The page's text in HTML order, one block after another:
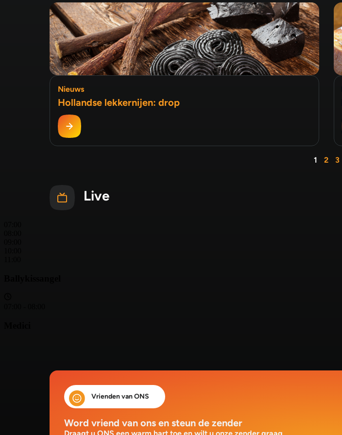
Nieuws
Hollandse lekkernijen: drop
1 2 3
Live
Vrienden van ONS
Word vriend van ons en steun de zender
Draagt u ONS een warm hart toe en wilt u onze zender graag